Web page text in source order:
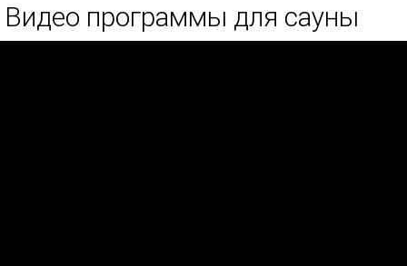
Видео программы для сауны